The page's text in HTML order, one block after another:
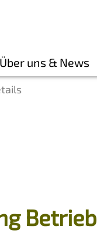
Über uns & News
Betrieb